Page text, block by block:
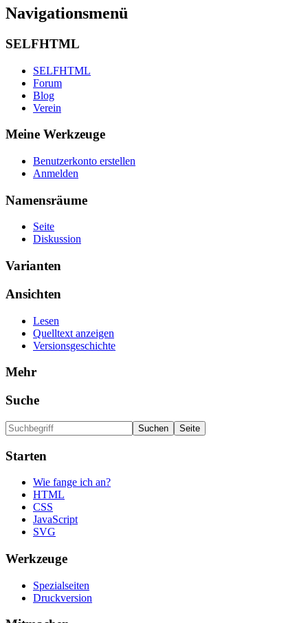
Navigationsmenü
SELFHTML
SELFHTML
Forum
Blog
Verein
Meine Werkzeuge
Benutzerkonto erstellen
Anmelden
Namensräume
Seite
Diskussion
Varianten
Ansichten
Lesen
Quelltext anzeigen
Versionsgeschichte
Mehr
Suche
Starten
Wie fange ich an?
HTML
CSS
JavaScript
SVG
Werkzeuge
Spezialseiten
Druckversion